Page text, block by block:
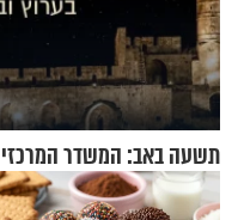
תשעה באב: המשדר המרכזי